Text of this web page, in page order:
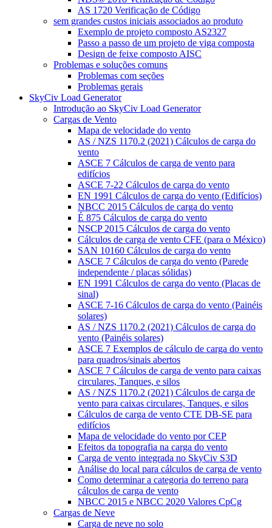
AS 1720 Verificação de Código
sem grandes custos iniciais associados ao produto
Exemplo de projeto composto AS2327
Passo a passo de um projeto de viga composta
Design de feixe composto AISC
Problemas e soluções comuns
Problemas com seções
Problemas gerais
SkyCiv Load Generator
Introdução ao SkyCiv Load Generator
Cargas de Vento
Mapa de velocidade do vento
AS / NZS 1170.2 (2021) Cálculos de carga do
vento
ASCE 7 Cálculos de carga de vento para
edifícios
ASCE 7-22 Cálculos de carga do vento
EN 1991 Cálculos de carga do vento (Edifícios)
NBCC 2015 Cálculos de carga do vento
É 875 Cálculos de carga do vento
NSCP 2015 Cálculos de carga do vento
Cálculos de carga de vento CFE (para o México)
SAN 10160 Cálculos de carga do vento
ASCE 7 Cálculos de carga do vento (Parede
independente / placas sólidas)
EN 1991 Cálculos de carga do vento (Placas de
sinal)
ASCE 7-16 Cálculos de carga do vento (Painéis
solares)
AS / NZS 1170.2 (2021) Cálculos de carga do
vento (Painéis solares)
ASCE 7 Exemplos de cálculo de carga do vento
para quadros/sinais abertos
ASCE 7 Cálculos de carga de vento para caixas
circulares, Tanques, e silos
AS / NZS 1170.2 (2021) Cálculos de carga de
vento para caixas circulares, Tanques, e silos
Cálculos de carga de vento CTE DB-SE para
edifícios
Mapa de velocidade do vento por CEP
Efeitos da topografia na carga do vento
Carga de vento integrada no SkyCiv S3D
Análise do local para cálculos de carga de vento
Como determinar a categoria do terreno para
cálculos de carga de vento
NBCC 2015 e NBCC 2020 Valores CpCg
Cargas de Neve
Carga de neve no solo